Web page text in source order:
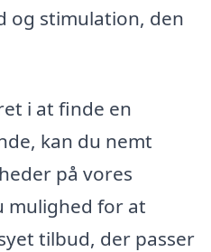
og stimulation, den
i at finde en
kan du nemt
på vores
mulighed for at
tilbud, der passer